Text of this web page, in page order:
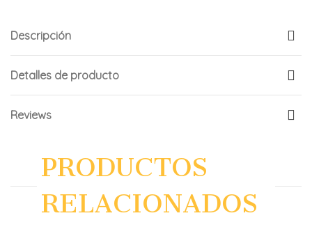
Descripción
Detalles de producto
Reviews
PRODUCTOS
RELACIONADOS